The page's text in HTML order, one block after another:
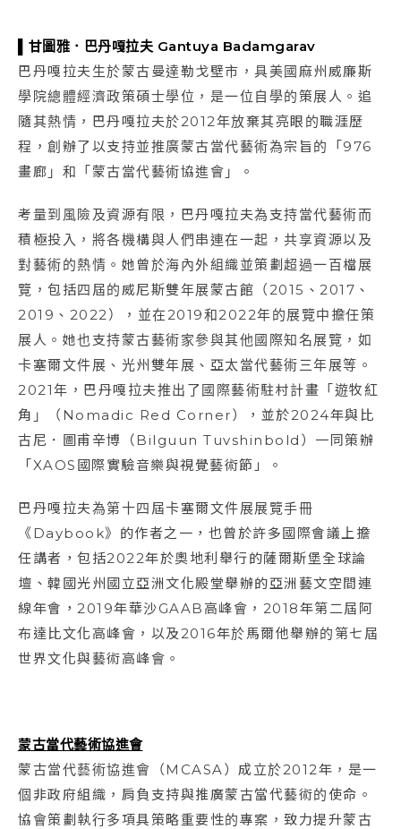
▌甘圖雅．巴丹嘎拉夫 Gantuya Badamgarav
巴丹嘎拉夫生於蒙古曼達勒戈壁市，具美國麻州威廉斯
學院總體經濟政策碩士學位，是一位自學的策展人。追
隨其熱情，巴丹嘎拉夫於2012年放棄其亮眼的職涯歷
程，創辦了以支持並推廣蒙古當代藝術為宗旨的「976
畫廊」和「蒙古當代藝術協進會」。
考量到風險及資源有限，巴丹嘎拉夫為支持當代藝術而
積極投入，將各機構與人們串連在一起，共享資源以及
對藝術的熱情。她曾於海內外組織並策劃超過一百檔展
覽，包括四屆的威尼斯雙年展蒙古館（2015、2017、
2019、2022），並在2019和2022年的展覽中擔任策
展人。她也支持蒙古藝術家參與其他國際知名展覽，如
卡塞爾文件展、光州雙年展、亞太當代藝術三年展等。
2021年，巴丹嘎拉夫推出了國際藝術駐村計畫「遊牧紅
角」（Nomadic Red Corner），並於2024年與比
古尼．圖甫辛博（Bilguun Tuvshinbold）一同策辦
「XAOS國際實驗音樂與視覺藝術節」。
巴丹嘎拉夫為第十四屆卡塞爾文件展展覽手冊
《Daybook》的作者之一，也曾於許多國際會議上擔
任講者，包括2022年於奧地利舉行的薩爾斯堡全球論
壇、韓國光州國立亞洲文化殿堂舉辦的亞洲藝文空間連
線年會，2019年華沙GAAB高峰會，2018年第二屆阿
布達比文化高峰會，以及2016年於馬爾他舉辦的第七屆
世界文化與藝術高峰會。
蒙古當代藝術協進會
蒙古當代藝術協進會（MCASA）成立於2012年，是一
個非政府組織，肩負支持與推廣蒙古當代藝術的使命。
協會策劃執行多項具策略重要性的專案，致力提升蒙古